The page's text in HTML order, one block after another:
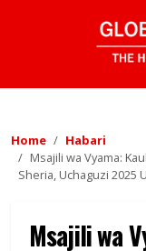
Home
Habari
Msajili wa Vyama:
Sheria, Uchaguzi 2025
Msajili wa